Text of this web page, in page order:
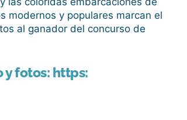
modernos y populares marcan el
al ganador del concurso de
y fotos: https: